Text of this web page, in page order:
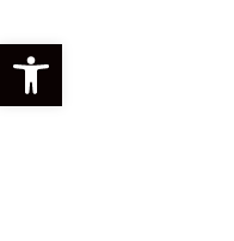
פתח סרגל נגישות